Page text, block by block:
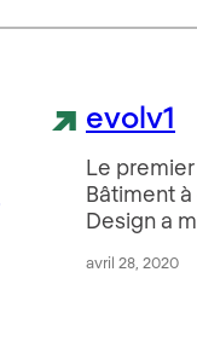
evolv1
Le
Bâtiment
Design a
avril 28, 2020